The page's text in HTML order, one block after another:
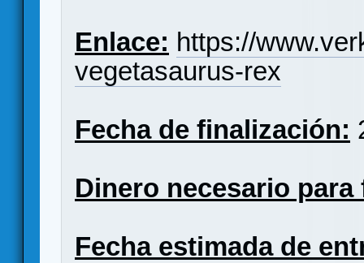
Enlace: https://
vegetasaurus-rex
Fecha de finalización:
Dinero necesario
Fecha estimada de